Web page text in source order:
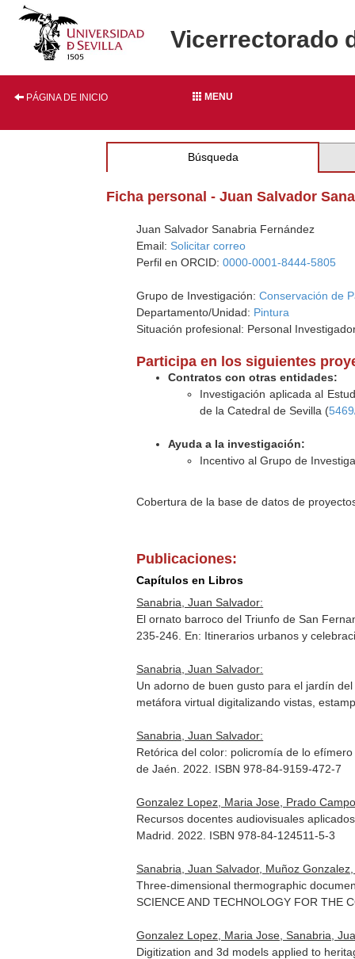
Vicerrectorado
PÁGINA DE INICIO MENU
Búsqueda
Ficha personal - Juan Salvador
Juan Salvador Sanabria Fernández
Email: Solicitar correo
Perfil en ORCID:0000-0001-8444-5805
Grupo de Investigación:Conservación de
Departamento/Unidad: Pintura
Situación profesional: Personal
Participa en los siguientes
Contratos con otras entidades:
Investigación aplicada al
de la Catedral de Sevilla (
Ayuda a la investigación:
Incentivo al Grupo de
Cobertura de la base de datos de
Publicaciones:
Capítulos en Libros
Sanabria, Juan Salvador:
El ornato barroco del Triunfo de San
235-246. En: Itinerarios urbanos y
Sanabria, Juan Salvador:
Un adorno de buen gusto para el jardín
metáfora virtual digitalizando vistas,
Sanabria, Juan Salvador:
Retórica del color: policromía de lo
de Jaén. 2022. ISBN 978-84-9159-472-7
Gonzalez Lopez, Maria Jose, Prado
Recursos docentes audiovisuales
Madrid. 2022. ISBN 978-84-124511-5-3
Sanabria, Juan Salvador, Muñoz
Three-dimensional thermographic
SCIENCE AND TECHNOLOGY FOR THE
Gonzalez Lopez, Maria Jose, Sanabria,
Digitization and 3d models applied to